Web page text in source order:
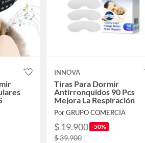
INNOVA
Tiras Para Dormir
Antirronquidos 90 Pcs
Mejora La Respiración
Por GRUPO COMERCIA
$ 19.900 -50%
$ 39.900